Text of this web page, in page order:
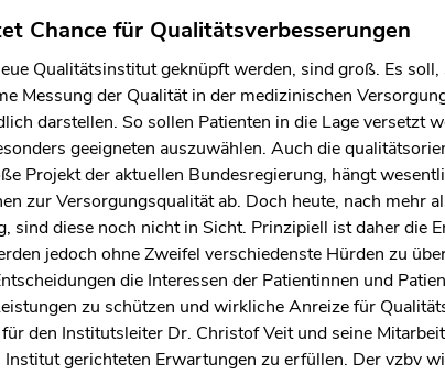
Chance für Qualitätsverbesserungen
Qualitätsinstitut geknüpft werden, sind groß. Es
Messung der Qualität in der medizinischen
darstellen. So sollen Patienten in die Lage versetzt
geeigneten auszuwählen. Auch die
Projekt der aktuellen Bundesregierung, hängt
zur Versorgungsqualität ab. Doch heute, nach mehr
sind diese noch nicht in Sicht. Prinzipiell ist daher die
jedoch ohne Zweifel verschiedenste Hürden zu
die Interessen der Patientinnen und
zu schützen und wirkliche Anreize für
den Institutsleiter Dr. Christof Veit und seine
Institut gerichteten Erwartungen zu erfüllen. Der vzbv